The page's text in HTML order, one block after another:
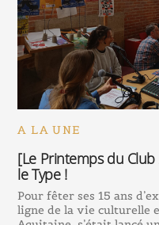
A LA UNE
[Le Printemps du Club
le Type !
Pour fêter ses 15 ans
ligne de la vie culturelle